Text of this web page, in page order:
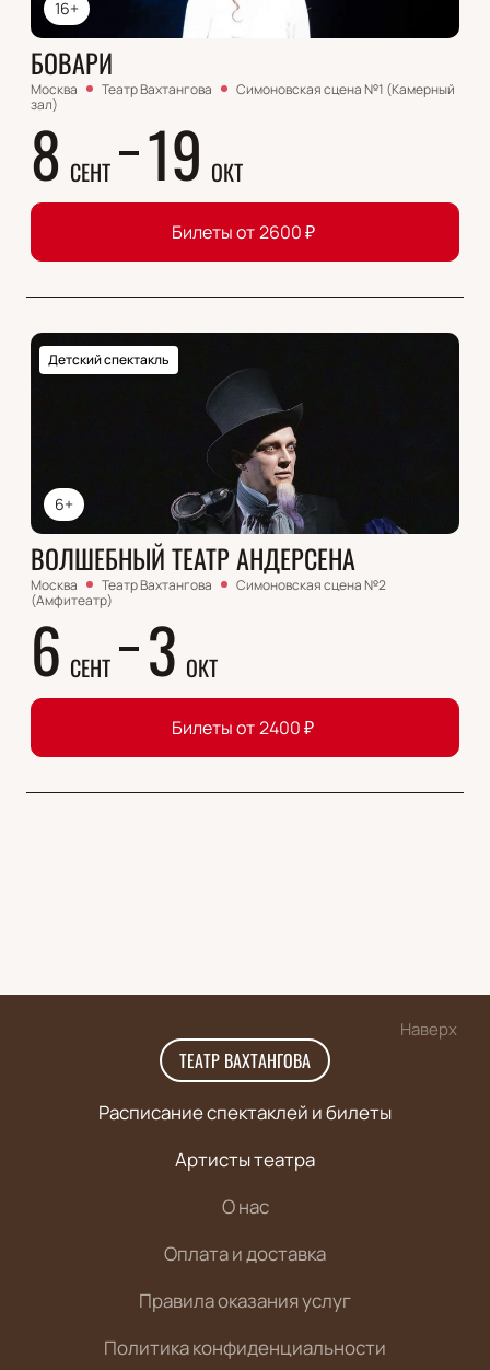
16+
БОВАРИ
Москва Театр Вахтангова
Симоновская сцена №1 (Камерный
зал)
8 СЕНТ 19 ОКТ
Билеты от 2600₽
6+
Детский спектакль
ВОЛШЕБНЫЙ ТЕАТР АНДЕРСЕНА
Москва Театр Вахтангова
Симоновская сцена №2
(Амфитеатр)
6 СЕНТ 3 ОКТ
Билеты от2400₽
Наверх
ТЕАТР ВАХТАНГОВА
Расписание спектаклей и билеты
Артисты театра
О нас
Оплата и доставка
Правила оказания услуг
Политика конфиденциальности